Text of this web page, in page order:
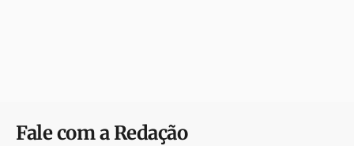
Fale com a Redação